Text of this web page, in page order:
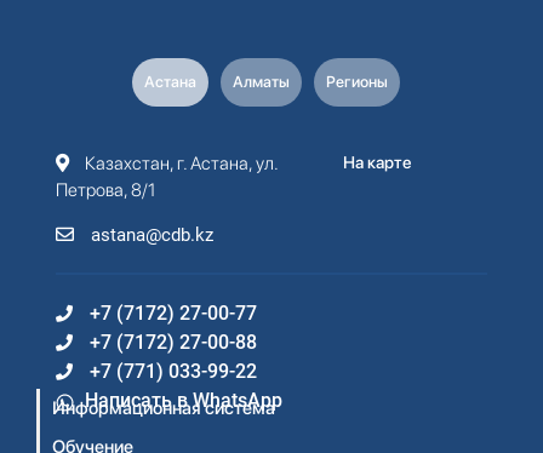
Астана Алматы Регионы
Казахстан, г. Астана, ул.
Петрова, 8/1
astana@cdb.kz
На карте
+7 (7172) 27-00-77
+7 (7172) 27-00-88
+7 (771) 033-99-22
Написать в WhatsApp
Информационная система
Обучение